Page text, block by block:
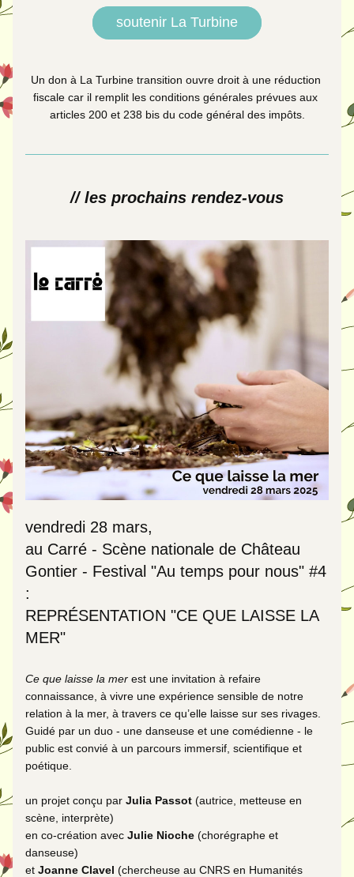
soutenir La Turbine
Un don à La Turbine transition ouvre droit à une réduction
fiscale car il remplit les conditions générales prévues aux
articles 200 et 238 bis du code général des impôts.
// les prochains rendez-vous
vendredi 28 mars,
au Carré - Scène nationale de Château
Gontier - Festival "Au temps pour nous" #4
:
REPRÉSENTATION "CE QUE LAISSE LA
MER"
Ce que laisse la mer est une invitation à refaire
connaissance, à vivre une expérience sensible de notre
relation à la mer, à travers ce qu’elle laisse sur ses rivages.
Guidé par un duo - une danseuse et une comédienne - le
public est convié à un parcours immersif, scientifique et
poétique.
un projet conçu par Julia Passot (autrice, metteuse en
scène, interprète)
en co-création avec Julie Nioche (chorégraphe et
danseuse)
et Joanne Clavel (chercheuse au CNRS en Humanités